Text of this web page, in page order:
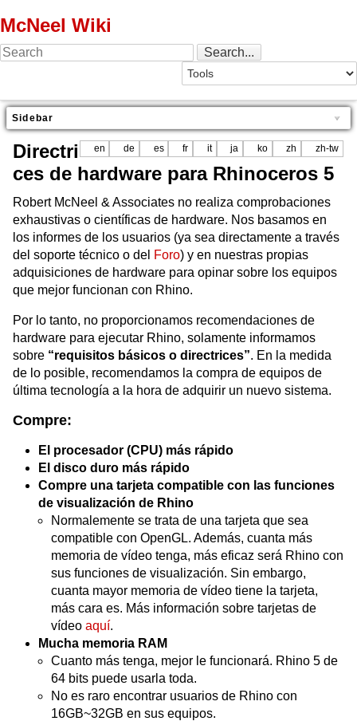
McNeel Wiki
Sidebar
en de es fr it ja ko zh zh-tw
Directri
ces de hardware para Rhinoceros 5
Robert McNeel & Associates no realiza comprobaciones
exhaustivas o científicas de hardware. Nos basamos en
los informes de los usuarios (ya sea directamente a través
del soporte técnico o del Foro) y en nuestras propias
adquisiciones de hardware para opinar sobre los equipos
que mejor funcionan con Rhino.
Por lo tanto, no proporcionamos recomendaciones de
hardware para ejecutar Rhino, solamente informamos
sobre “requisitos básicos o directrices”. En la medida
de lo posible, recomendamos la compra de equipos de
última tecnología a la hora de adquirir un nuevo sistema.
Compre:
El procesador (CPU) más rápido
El disco duro más rápido
Compre una tarjeta compatible con las funciones
de visualización de Rhino
Normalemente se trata de una tarjeta que sea
compatible con OpenGL. Además, cuanta más
memoria de vídeo tenga, más eficaz será Rhino con
sus funciones de visualización. Sin embargo,
cuanta mayor memoria de vídeo tiene la tarjeta,
más cara es. Más información sobre tarjetas de
vídeo aquí.
Mucha memoria RAM
Cuanto más tenga, mejor le funcionará. Rhino 5 de
64 bits puede usarla toda.
No es raro encontrar usuarios de Rhino con
16GB~32GB en sus equipos.